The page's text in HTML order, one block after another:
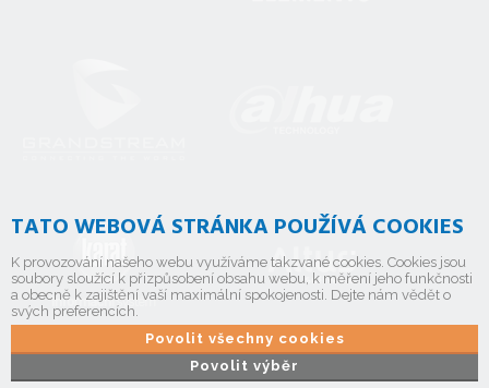
TATO WEBOVÁ STRÁNKA POUŽÍVÁ COOKIES
K provozování našeho webu využíváme takzvané cookies. Cookies jsou
soubory sloužící k přizpůsobení obsahu webu, k měření jeho funkčnosti
a obecně k zajištění vaší maximální spokojenosti. Dejte nám vědět o
svých preferencích.
Povolit výběr
Povolit všechny cookies